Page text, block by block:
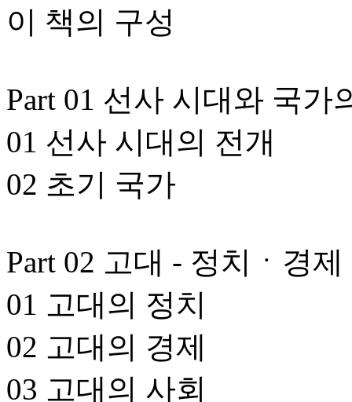
이 책의 구성
Part 01 선사 시대와 국가
01 선사 시대의 전개
02 초기 국가
Part 02 고대 - 정치ㆍ경
01 고대의 정치
02 고대의 경제
03 고대의 사회